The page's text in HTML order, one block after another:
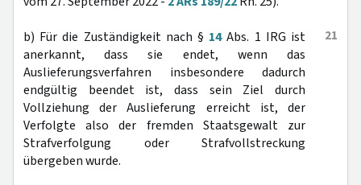
21
b) Für die Zuständigkeit nach § 14Abs. 1 IRG ist
anerkannt, dass sie endet, wenn das
Auslieferungsverfahren insbesondere dadurch
endgültig beendet ist, dass sein Ziel durch
Vollziehung der Auslieferung erreicht ist, der
Verfolgte also der fremden Staatsgewalt zur
Strafverfolgung oder Strafvollstreckung
übergeben wurde.